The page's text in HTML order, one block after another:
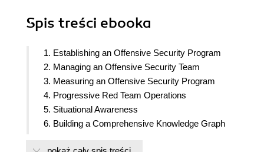
Spis treści ebooka
1. Establishing an Offensive Security Program
2. Managing an Offensive Security Team
3. Measuring an Offensive Security Program
4. Progressive Red Team Operations
5. Situational Awareness
6. Building a Comprehensive Knowledge Graph